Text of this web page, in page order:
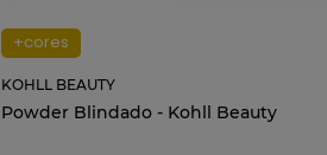
+cores
KOHLL BEAUTY
Powder Blindado - Kohll Beauty